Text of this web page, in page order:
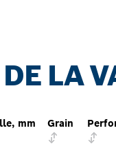
LA
mm Grain